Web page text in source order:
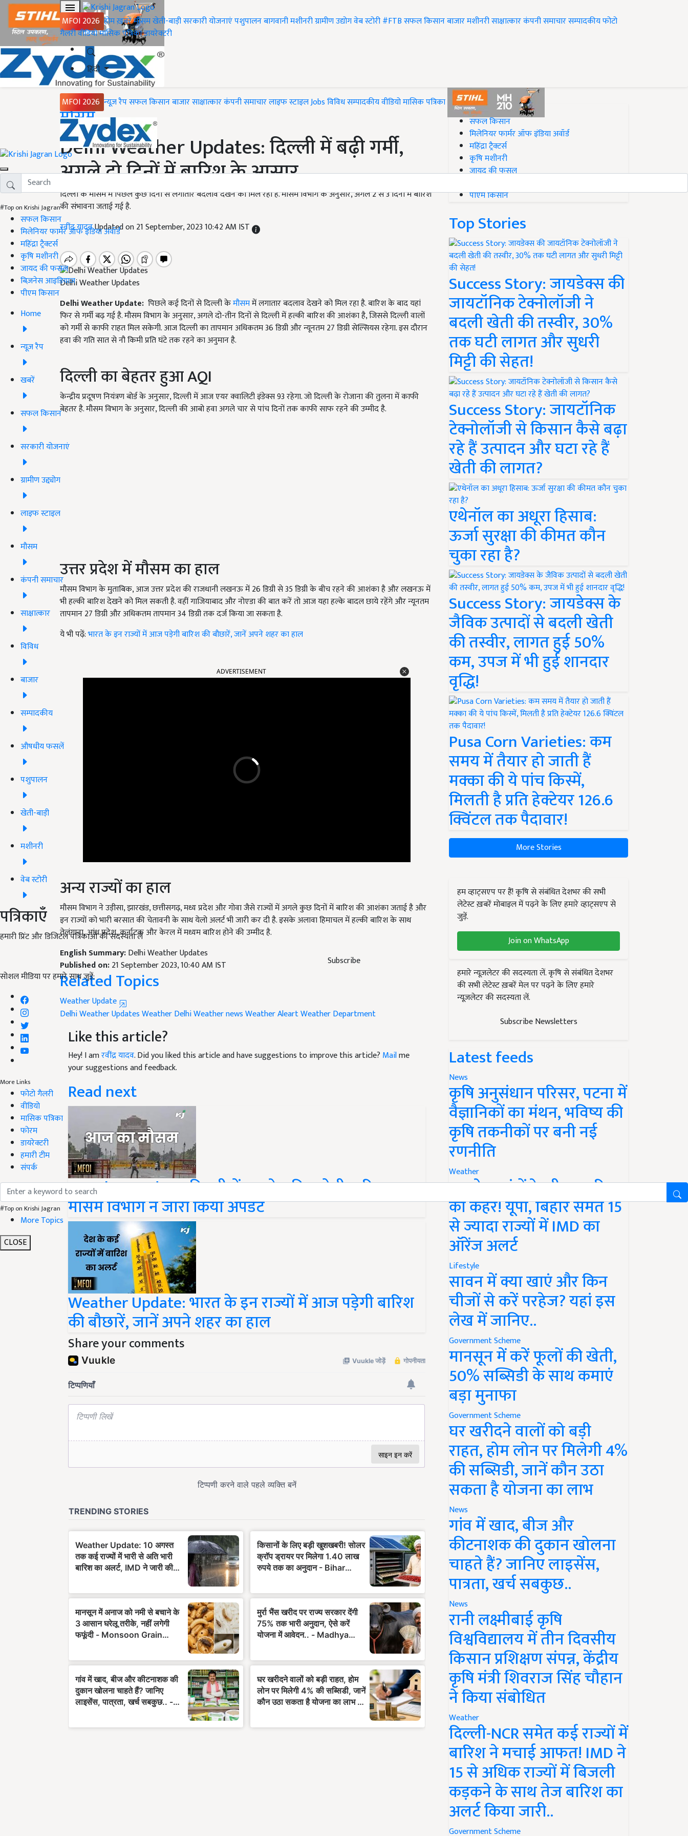
MFOI 2026 होमख़बरेंमौसमखेती-बाड़ीसरकारी योजनाएंपशुपालनबागवानीमशीनरीग्रामीण उद्योगवेब स्टोरी#FTBसफल किसानबाजारमशीनरीसाक्षात्कारकंपनी समाचारसम्पादकीयफोटो
गैलरीवीडियोमासिक पत्रिकाडायरेक्टरी
हिंदी
MFOI 2026 न्यूज़ रैपसफल किसानबाजारसाक्षात्कारकंपनी समाचारलाइफ स्टाइलJobsविविधसम्पादकीयवीडियोमासिक पत्रिका
#Top on Krishi Jagran
सफल किसान
मिलेनियर फार्मर ऑफ इंडिया अवॉर्ड
महिंद्रा ट्रैक्टर्स
कृषि मशीनरी
जायद की फसल
बिज़नेस आइडियाज
पीएम किसान
Home
न्यूज़ रैप
खबरें
सफल किसान
सरकारी योजनाएं
ग्रामीण उद्द्योग
लाइफ स्टाइल
मौसम
कंपनी समाचार
साक्षात्कार
विविध
बाजार
सम्पादकीय
औषधीय फसलें
पशुपालन
खेती-बाड़ी
मशीनरी
वेब स्टोरी
पत्रिकाएँ
हमारी प्रिंट और डिजिटल पत्रिकाओं की सदस्यता लें
Subscribe
सोशल मीडिया पर हमारे साथ जुड़ें:
More Links
फोटो गैलरी
वीडियो
मासिक पत्रिका
फोरम
डायरेक्टरी
हमारी टीम
संपर्क
#Top on Krishi Jagran
More Topics
CLOSE
Home
मौसम
Delhi Weather Updates: दिल्ली में बढ़ी गर्मी,
अगले दो दिनों में बारिश के आसार
दिल्ली के मौसम में पिछले कुछ दिनों से लगातार बदलाव देखने को मिल रहा है. मौसम विभाग के अनुसार, अगले 2 से 3 दिनों में बारिश
की संभावना जताई गई है.
रवींद्र यादवUpdated on 21 September, 2023 10:42 AM IST
Delhi Weather Updates
Delhi Weather Update: पिछले कई दिनों से दिल्ली केमौसममें लगातार बदलाव देखने को मिल रहा है. बारिश के बाद यहां
फिर से गर्मी बढ़ गई है. मौसम विभाग के अनुसार,अगले दो-तीन दिनों से दिल्ली में हल्की बारिश की आशंका है,जिससे दिल्ली वालों
को गर्मी से काफी राहत मिल सकेगी. आज दिल्ली का तापमान अधिकतम36डिग्री और न्यूनतम27डिग्री सेल्सियस रहेगा. इस दौरान
हवा की गति सात से नौ किमी प्रति घंटे तक रहने का अनुमान है.
दिल्ली का बेहतर हुआAQI
केन्द्रीय प्रदूषण नियंत्रण बोर्ड के अनुसार,दिल्ली में आज एयर क्वालिटी इंडेक्स93रहेगा. जो दिल्ली के रोजाना की तुलना में काफी
बेहतर है. मौसम विभाग के अनुसार,दिल्ली की आबो हवा अगले चार से पांच दिनों तक काफी साफ रहने की उम्मीद है.
उत्तर प्रदेश में मौसम का हाल
मौसम विभाग के मुताबिक,आज उत्तर प्रदेश की राजधानी लखनऊ में26डिग्री से35डिग्री के बीच रहने की आशंका है और लखनऊ में
भी हल्की बारिश देखने को मिल सकती है. वहीं गाजियाबाद और नोएडा की बात करें तो आज यहा हल्के बादल छाये रहेंगे और न्यूनतम
तापमान27डिग्री और अधिकतम तापमान34डिग्री तक दर्ज किया जा सकता है.
ये भी पढ़ें:भारत के इन राज्यों में आज पड़ेगी बारिश की बौछारें, जानें अपने शहर का हाल
ADVERTISEMENT
अन्य राज्यों का हाल
मौसम विभाग ने उड़ीसा,झारखंड,छत्तीसगढ़,मध्य प्रदेश और गोवा जैसे राज्यों में अगले कुछ दिनों में बारिश की आशंका जताई है और
इन राज्यों को भारी बरसात की चेतावनी के साथ येलो अलर्ट भी जारी कर दी है. इसके अलावा हिमाचल में हल्की बारिश के साथ
तेलंगाना,आंध्र प्रदेश,कर्नाटक और केरल में मध्यम बारिश होने की उम्मीद है.
English Summary:Delhi Weather Updates
Published on:21 September 2023, 10:40 AM IST
Related Topics
Weather Update
Delhi Weather UpdatesWeatherDelhiWeather newsWeather AleartWeather Department
Like this article?
Hey! I amरवींद्र यादव. Did you liked this article and have suggestions to improve this article? Mailme
your suggestions and feedback.
Read next
Weather Update: दिल्ली में अगले 2 दिन होगी बारिश,
मौसम विभाग ने जारी किया अपडेट
Weather Update: भारत के इन राज्यों में आज पड़ेगी बारिश
की बौछारें, जानें अपने शहर का हाल
Share your comments
#Top on Krishi Jagran
सफल किसान
मिलेनियर फार्मर ऑफ इंडिया अवॉर्ड
महिंद्रा ट्रैक्टर्स
कृषि मशीनरी
जायद की फसल
पीएम किसान
Top Stories
Success Story: जायडेक्स की
जायटॉनिक टेक्नोलॉजी ने
बदली खेती की तस्वीर, 30%
तक घटी लागत और सुधरी
मिट्टी की सेहत!
Success Story: जायटॉनिक
टेक्नोलॉजी से किसान कैसे बढ़ा
रहे हैं उत्पादन और घटा रहे हैं
खेती की लागत?
एथेनॉल का अधूरा हिसाब:
ऊर्जा सुरक्षा की कीमत कौन
चुका रहा है?
Success Story: जायडेक्स के
जैविक उत्पादों से बदली खेती
की तस्वीर, लागत हुई 50%
कम, उपज में भी हुई शानदार
वृद्धि!
Pusa Corn Varieties: कम
समय में तैयार हो जाती हैं
मक्का की ये पांच किस्में,
मिलती है प्रति हेक्टेयर 126.6
क्विंटल तक पैदावार!
More Stories
हम व्हाट्सएप पर हैं! कृषि से संबंधित देशभर की सभी
लेटेस्ट ख़बरें मोबाइल में पढ़ने के लिए हमारे व्हाट्सएप से
जुड़ें.
Join on WhatsApp
हमारे न्यूज़लेटर की सदस्यता लें. कृषि से संबंधित देशभर
की सभी लेटेस्ट ख़बरें मेल पर पढ़ने के लिए हमारे
न्यूज़लेटर की सदस्यता लें.
Subscribe Newsletters
Latest feeds
News
कृषि अनुसंधान परिसर, पटना में
वैज्ञानिकों का मंथन, भविष्य की
कृषि तकनीकों पर बनी नई
रणनीति
Weather
अगले 12 घंटों के भीतर बारिश
का कहर! यूपी, बिहार समेत 15
से ज्यादा राज्यों में IMD का
ऑरेंज अलर्ट
Lifestyle
सावन में क्या खाएं और किन
चीजों से करें परहेज? यहां इस
लेख में जानिए..
Government Scheme
मानसून में करें फूलों की खेती,
50% सब्सिडी के साथ कमाएं
बड़ा मुनाफा
Government Scheme
घर खरीदने वालों को बड़ी
राहत, होम लोन पर मिलेगी 4%
की सब्सिडी, जानें कौन उठा
सकता है योजना का लाभ
News
गांव में खाद, बीज और
कीटनाशक की दुकान खोलना
चाहते हैं? जानिए लाइसेंस,
पात्रता, खर्च सबकुछ..
News
रानी लक्ष्मीबाई कृषि
विश्वविद्यालय में तीन दिवसीय
किसान प्रशिक्षण संपन्न, केंद्रीय
कृषि मंत्री शिवराज सिंह चौहान
ने किया संबोधित
Weather
दिल्ली-NCR समेत कई राज्यों में
बारिश ने मचाई आफत! IMD ने
15 से अधिक राज्यों में बिजली
कड़कने के साथ तेज बारिश का
अलर्ट किया जारी..
Government Scheme